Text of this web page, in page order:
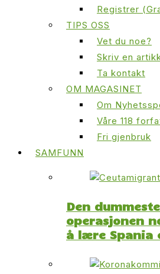
Registrer
TIPS OSS
Vet du noe?
Skriv en
Ta kontakt
OM MAGASINET
Om
Våre 118
Fri gjenbruk
SAMFUNN
Den
operasjonen
å lære Spania